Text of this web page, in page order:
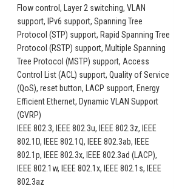
Flow control, Layer 2 switching, VLAN
support, IPv6 support, Spanning Tree
Protocol (STP) support, Rapid Spanning Tree
Protocol (RSTP) support, Multiple Spanning
Tree Protocol (MSTP) support, Access
Control List (ACL) support, Quality of Service
(QoS), reset button, LACP support, Energy
Efficient Ethernet, Dynamic VLAN Support
(GVRP)
IEEE 802.3, IEEE 802.3u, IEEE 802.3z, IEEE
802.1D, IEEE 802.1Q, IEEE 802.3ab, IEEE
802.1p, IEEE 802.3x, IEEE 802.3ad (LACP),
IEEE 802.1w, IEEE 802.1x, IEEE 802.1s, IEEE
802.3az